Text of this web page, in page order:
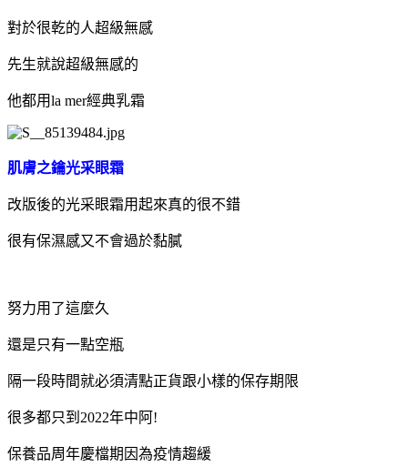
對於很乾的人超級無感
先生就說超級無感的
他都用la mer經典乳霜
肌膚之鑰光采眼霜
改版後的光采眼霜用起來真的很不錯
很有保濕感又不會過於黏膩
努力用了這麼久
還是只有一點空瓶
隔一段時間就必須清點正貨跟小樣的保存期限
很多都只到2022年中阿!
保養品周年慶檔期因為疫情趨緩